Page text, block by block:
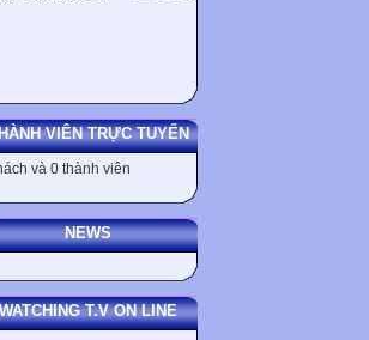
VIÊN TRỰC TUYẾN
và 0 thành viên
NEWS
WATCHING T.V ON LINE